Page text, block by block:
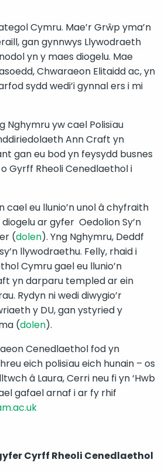
Cymru. Mae’r Grŵp yma’n
gan gynnwys Llywodraeth
yn y maes diogelu. Mae
Chwaraeon Elitaidd ac, yn
sydd wedi’i gynnal ers i mi
Nghymru yw cael Polisïau
Ann Craft yn
gan eu bod yn feysydd busnes
Gyrff Rheoli Cenedlaethol i
cael eu llunio’n unol â chyfraith
ar gyfer Oedolion Sy’n
(dolen). Yng Nghymru, Deddf
llywodraethu. Felly, rhaid i
Cymru gael eu llunio’n
yn darparu templed ar ein
Rydyn ni wedi diwygio’r
y DU, gan ystyried y
(dolen).
Cenedlaethol fod yn
eich polisïau eich hunain – os
â Laura, Cerri neu fi yn ‘Hwb
gafael arnaf i ar fy rhif
Cyrff Rheoli Cenedlaethol